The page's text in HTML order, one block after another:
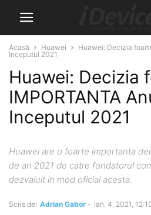
Acasă Huawei
Huawei: Decizia
Inceputul 2021
Huawei: Decizia
IMPORTANTA
Inceputul 2021
Huawei are o foarte importanta
de an 2021 de catre fondatorul
dezvaluit in mod oficial acesta.
Scris de: Adrian Gabor - ian. 4, 2021,